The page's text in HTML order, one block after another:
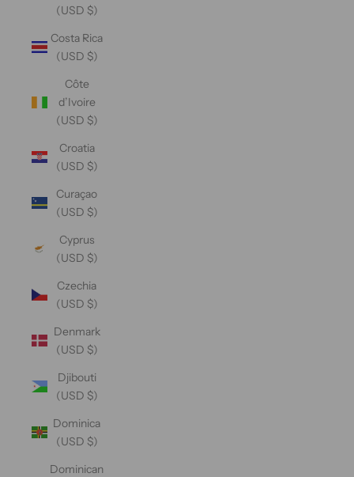
(USD $)
Costa Rica
(USD $)
Côte
d’Ivoire
(USD $)
Croatia
(USD $)
Curaçao
(USD $)
Cyprus
(USD $)
Czechia
(USD $)
Denmark
(USD $)
Djibouti
(USD $)
Dominica
(USD $)
Dominican